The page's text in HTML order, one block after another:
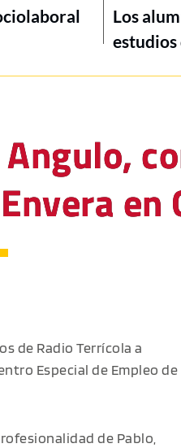
Los
estudios
en
de Radio Terrícola a
Especial de Empleo de
de Pablo,